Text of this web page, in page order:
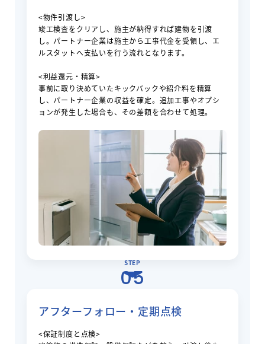
<物件引渡し>
竣工検査をクリアし、施主が納得すれば建物を引渡
し。パートナー企業は施主から工事代金を受領し、エ
ルスタットへ支払いを行う流れとなります。
<利益還元・精算>
事前に取り決めていたキックバックや紹介料を精算
し、パートナー企業の収益を確定。追加工事やオプシ
ョンが発生した場合も、その差額を合わせて処理。
STEP
05
アフターフォロー・定期点検
<保証制度と点検>